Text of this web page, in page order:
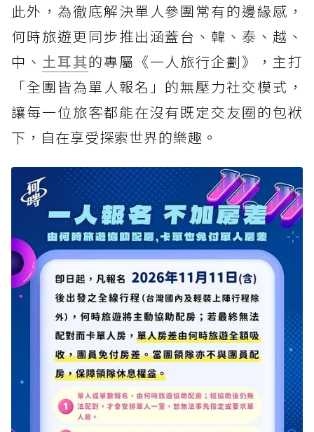
此外，為徹底解決單人參團常有的邊緣感，
何時旅遊更同步推出涵蓋台、韓、泰、越、
中、 土耳其的專屬《一人旅行企劃》，主打
「全團皆為單人報名」的無壓力社交模式，
讓每一位旅客都能在沒有既定交友圈的包袱
下，自在享受探索世界的樂趣。